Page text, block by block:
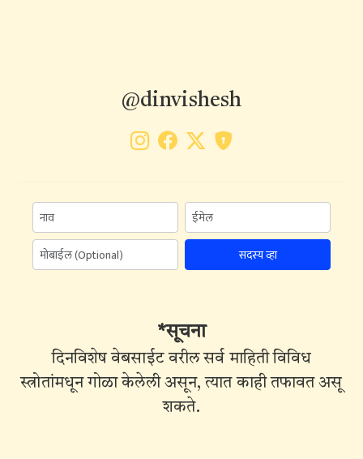
@dinvishesh
सदस्य व्हा
*सूचना
दिनविशेष वेबसाईट वरील सर्व माहिती विविध
स्त्रोतांमधून गोळा केलेली असून, त्यात काही तफावत असू
शकते.